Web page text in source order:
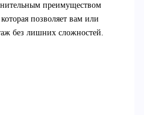
преимуществом
позволяет вам или
без лишних сложностей.